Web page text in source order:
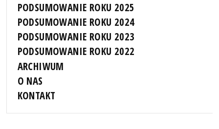
PODSUMOWANIE ROKU 2025
PODSUMOWANIE ROKU 2024
PODSUMOWANIE ROKU 2023
PODSUMOWANIE ROKU 2022
ARCHIWUM
O NAS
KONTAKT